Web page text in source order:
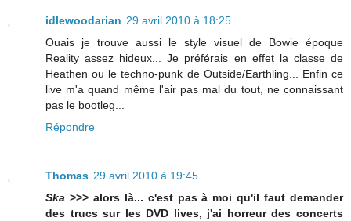
idlewoodarian 29 avril 2010 à 18:25
Ouais je trouve aussi le style visuel de Bowie époque
Reality assez hideux... Je préférais en effet la classe de
Heathen ou le techno-punk de Outside/Earthling... Enfin ce
live m'a quand même l'air pas mal du tout, ne connaissant
pas le bootleg...
Répondre
Thomas 29 avril 2010 à 19:45
Ska >>> alors là... c'est pas à moi qu'il faut demander
des trucs sur les DVD lives, j'ai horreur des concerts